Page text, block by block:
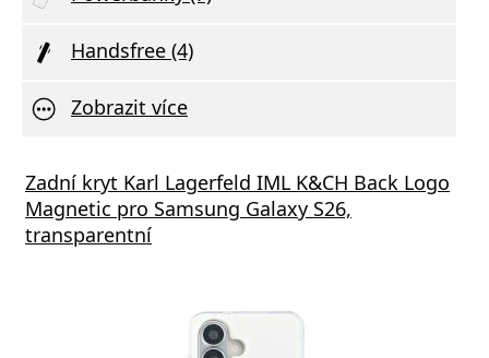
Handsfree (4)
Zobrazit více
Zadní kryt Karl Lagerfeld IML K&CH Back Logo
Magnetic pro Samsung Galaxy S26,
transparentní
Nabíječka Xiaomi MDY-11-EZ 3A 33W